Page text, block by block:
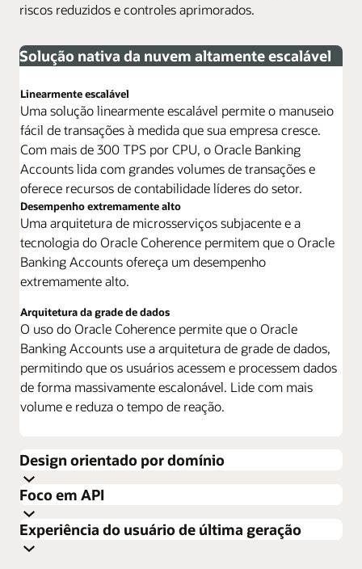
riscos reduzidos e controles aprimorados.
Solução nativa da nuvem altamente escalável
Linearmente escalável
Uma solução linearmente escalável permite o manuseio
fácil de transações à medida que sua empresa cresce.
Com mais de 300 TPS por CPU, o Oracle Banking
Accounts lida com grandes volumes de transações e
oferece recursos de contabilidade líderes do setor.
Desempenho extremamente alto
Uma arquitetura de microsserviços subjacente e a
tecnologia do Oracle Coherence permitem que o Oracle
Banking Accounts ofereça um desempenho
extremamente alto.
Arquitetura da grade de dados
O uso do Oracle Coherence permite que o Oracle
Banking Accounts use a arquitetura de grade de dados,
permitindo que os usuários acessem e processem dados
de forma massivamente escalonável. Lide com mais
volume e reduza o tempo de reação.
Design orientado por domínio
Pacote de serviços de nuvem nativos
O Oracle Banking Accounts faz parte de um conjunto de
serviços de nuvem nativos em constante evolução com
as inovações no setor bancário.
Recursos de integração simplificados
Foco em API
Integração rápida
O Oracle Banking Routing Hub permite fácil integração
entre o Oracle Banking Cloud Services e outros serviços
Experiência do usuário de última geração
Transparência e controle